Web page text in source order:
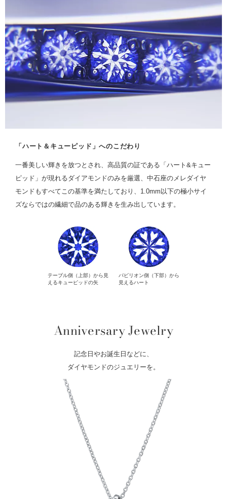
「ハート＆キューピッド」へのこだわり
一番美しい輝きを放つとされ、高品質の証である「ハート&キュー
ピッド」が現れるダイアモンドのみを厳選、中石座のメレダイヤ
モンドもすべてこの基準を満たしており、1.0mm以下の極小サイ
ズならではの繊細で品のある輝きを生み出しています。
テーブル側（上部）から見
えるキューピッドの矢
パビリオン側（下部）から
見えるハート
Anniversary Jewelry
記念日やお誕生日などに、
ダイヤモンドのジュエリーを。